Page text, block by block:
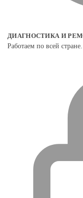
ДИАГНОСТИКА И
Работаем по всей